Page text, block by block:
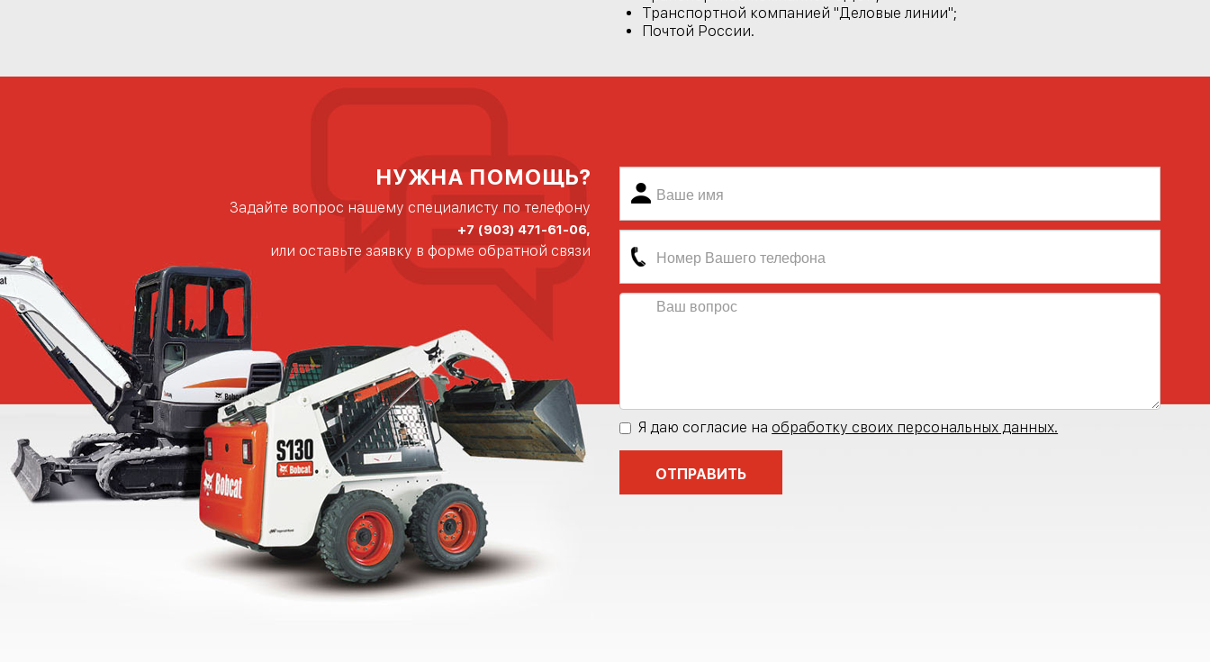
Транспортной компанией "Деловые линии";
Почтой России.
НУЖНА ПОМОЩЬ?
Задайте вопрос нашему специалисту по телефону
+7 (903) 471-61-06,
или оставьте заявку в форме обратной связи
Я даю согласие наобработку своих персональных данных.
ОТПРАВИТЬ